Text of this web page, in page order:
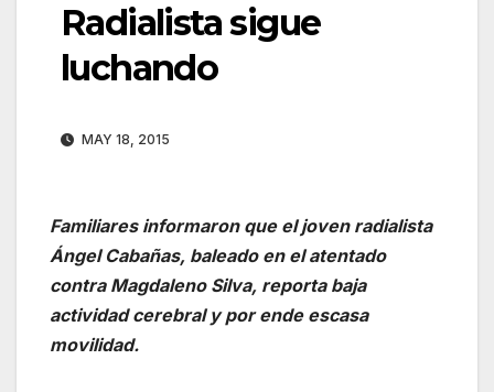
Radialista sigue
luchando
MAY 18, 2015
Familiares informaron que el joven radialista
Ángel Cabañas, baleado en el atentado
contra Magdaleno Silva, reporta baja
actividad cerebral y por ende escasa
movilidad.